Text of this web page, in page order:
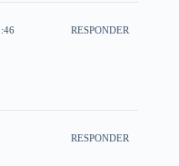
RESPONDER
RESPONDER